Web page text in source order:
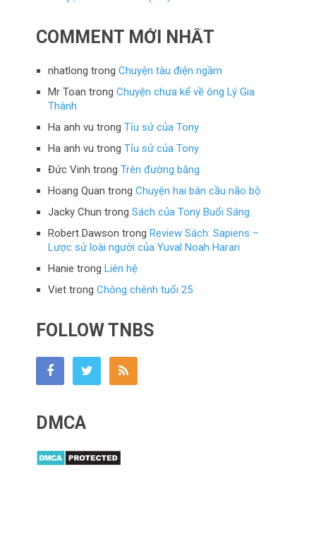
COMMENT MỚI NHẤT
nhatlong trongChuyện tàu điện ngầm
Mr Toan trongChuyện chưa kể về ông Lý Gia
Thành
Ha anh vu trongTỉu sử của Tony
Ha anh vu trongTỉu sử của Tony
Đức Vinh trongTrên đường băng
Hoang Quan trongChuyện hai bán cầu não bộ
Jacky Chun trongSách của Tony Buổi Sáng
Robert Dawson trong Review Sách: Sapiens –
Lược sử loài người của Yuval Noah Harari
Hanie trong Liên hệ
Viet trongChông chênh tuổi 25
FOLLOW TNBS
DMCA